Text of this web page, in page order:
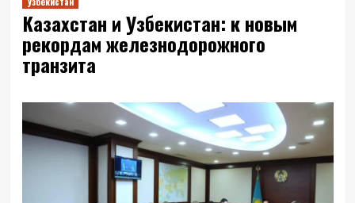
Казахстан и Узбекистан: к новым
рекордам железнодорожного
транзита